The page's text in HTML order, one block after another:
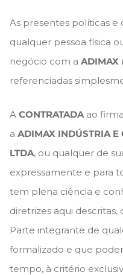
As presentes políticas e
qualquer pessoa física
negócio com aADIMAX
referenciadas
ACONTRATADAao
aADIMAX INDÚSTRIA E
LTDA, ou qualquer de
expressamente e para
tem plena ciência e
diretrizes aqui
Parte integrante de
formalizado e que
tempo, à critério